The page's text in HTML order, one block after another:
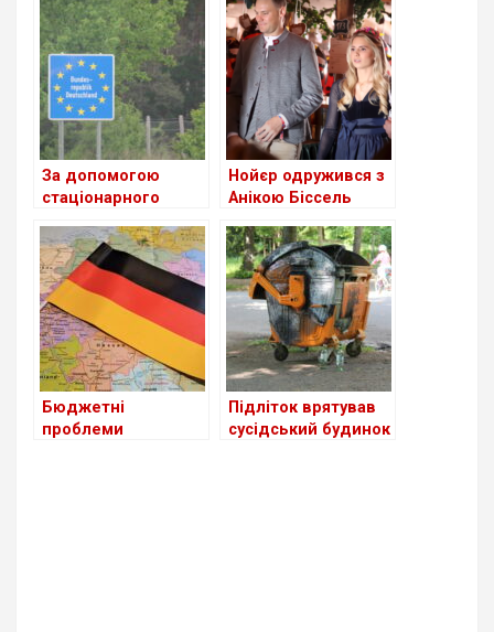
першою жінкою-
президентом
німецького
Бундестагу
За допомогою
стаціонарного
декільком тисячам
випадків
нелегального
перетину кордону
Нойєр одружився з
Анікою Біссель
Бюджетні
проблеми
Підліток врятував
сусідський будинок